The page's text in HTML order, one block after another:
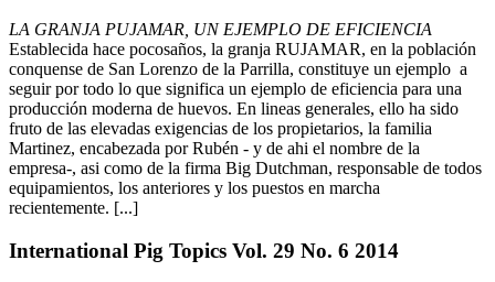
LA GRANJA PUJAMAR, UN EJEMPLO DE EFICIENCIA
Establecida hace pocosaños, la granja RUJAMAR, en la población
conquense de San Lorenzo de la Parrilla, constituye un ejemplo a
seguir por todo lo que significa un ejemplo de eficiencia para una
producción moderna de huevos. En lineas generales, ello ha sido
fruto de las elevadas exigencias de los propietarios, la familia
Martinez, encabezada por Rubén - y de ahi el nombre de la
empresa-, asi como de la firma Big Dutchman, responsable de todos
equipamientos, los anteriores y los puestos en marcha
recientemente. [...]
International Pig Topics Vol. 29 No. 6 2014